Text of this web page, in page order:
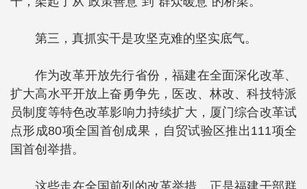
第三，真抓实干是攻坚克难的坚实底气。
作为改革开放先行省份，福建在全面深化改革、
扩大高水平开放上奋勇争先，医改、林改、科技特派
员制度等特色改革影响力持续扩大，厦门综合改革试
点形成80项全国首创成果，自贸试验区推出111项全
国首创举措。